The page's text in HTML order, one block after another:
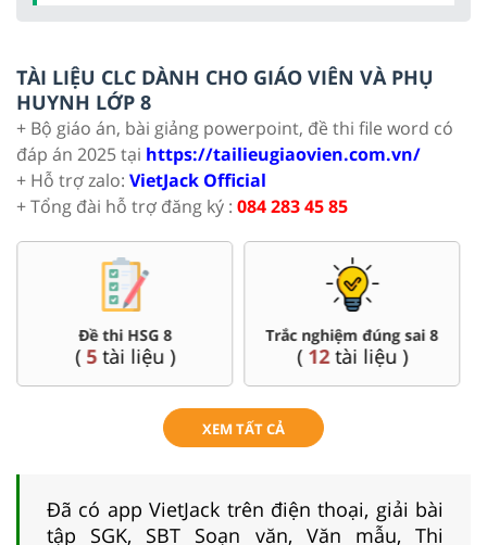
TÀI LIỆU CLC DÀNH CHO GIÁO VIÊN VÀ PHỤ
HUYNH LỚP 8
+ Bộ giáo án, bài giảng powerpoint, đề thi file word có
đáp án 2025 tại https://tailieugiaovien.com.vn/
+ Hỗ trợ zalo: VietJack Official
+ Tổng đài hỗ trợ đăng ký : 084 283 45 85
Đề thi HSG 8
( 5tài liệu )
Trắc nghiệm đúng sai 8
( 12tài liệu )
XEM TẤT CẢ
Đã có app VietJack trên điện thoại, giải bài
tập SGK, SBT Soạn văn, Văn mẫu, Thi